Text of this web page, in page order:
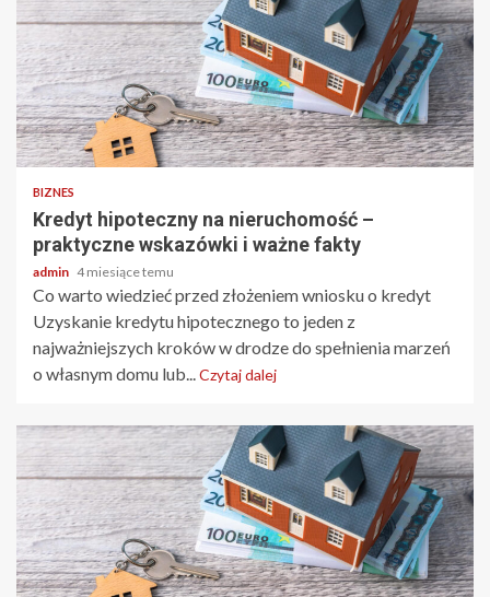
3 min odczytu
BIZNES
Kredyt hipoteczny na nieruchomość –
praktyczne wskazówki i ważne fakty
admin 4 miesiące temu
Co warto wiedzieć przed złożeniem wniosku o kredyt
Uzyskanie kredytu hipotecznego to jeden z
najważniejszych kroków w drodze do spełnienia marzeń
o własnym domu lub...Czytaj dalej
4 min odczytu